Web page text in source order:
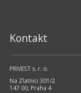
Kontakt
PRIVEST s. r. o.
Na Zlatnici 301/2
147 00, Praha 4